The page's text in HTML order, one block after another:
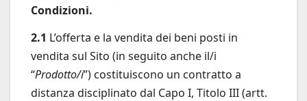
Condizioni.
2.1 L’offerta e la vendita dei beni posti in
vendita sul Sito (in seguito anche il/i
“Prodotto/i”) costituiscono un contratto a
distanza disciplinato dal Capo I, Titolo III (artt.